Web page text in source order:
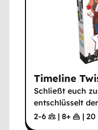
Timeline
Schließt euch
entschlüsselt
2-6
| 8+ | 20